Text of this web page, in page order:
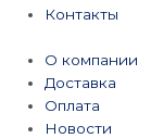
Контакты
О компании
Доставка
Оплата
Новости